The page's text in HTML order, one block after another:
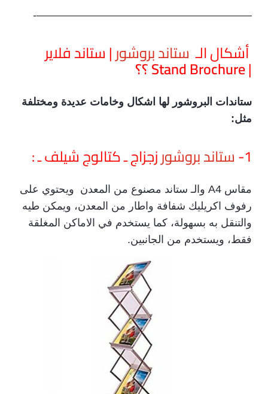
————————————————————-
أشكال الـ ستاند بروشور| ستاند فلاير
|Stand Brochure ؟؟
ستاندات البروشور لها اشكال وخامات عديدة ومختلفة
مثل:
1- ستاند بروشورزجزاج ـ كتالوج شيلف ـ :
مقاس A4 والـ ستاند مصنوع من المعدن ويحتوي على
رفوف اكريليك شفافة واطار من المعدن، ويمكن طيه
والتنقل به بسهولة، كما يستخدم في الاماكن المغلقة
فقط، ويستخدم من الجانبين.